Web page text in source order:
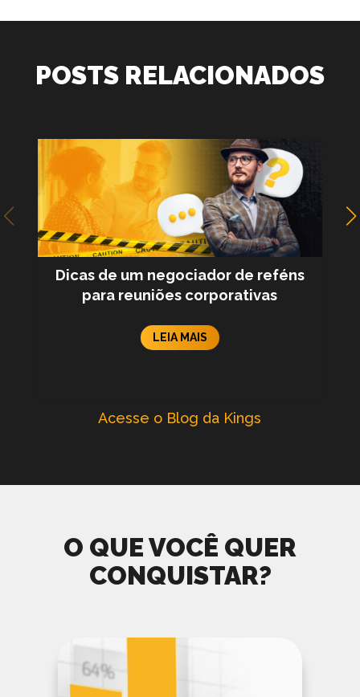
POSTS RELACIONADOS
Dicas de um negociador de reféns
para reuniões corporativas
LEIA MAIS
Acesse o Blog da Kings
O QUE VOCÊ QUER
CONQUISTAR?